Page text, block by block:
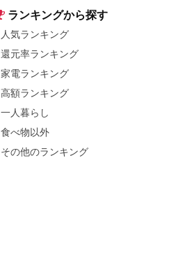
ランキングから探す
人気ランキング
還元率ランキング
家電ランキング
高額ランキング
一人暮らし
食べ物以外
その他のランキング